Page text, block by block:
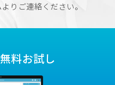
りご連絡ください。
料お試し